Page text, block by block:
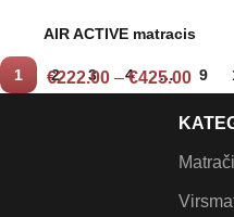
AIR ACTIVE matracis
€222.00 – €425.00
1 2 3 4 … 9
Matrači